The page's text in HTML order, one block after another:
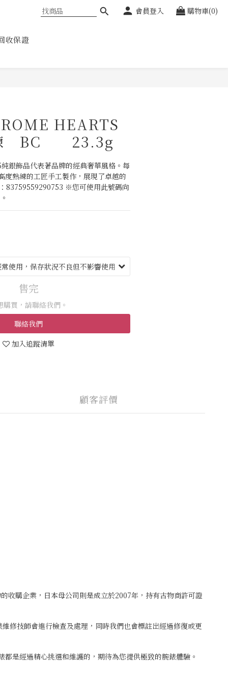
會員登入 購物車(0)
收保證
HEARTS
BC 23.3g
銀飾品代表著品牌的經典奢華風格。每
度熟練的工匠手工製作，展現了卓越的
83759559290753 ※您可使用此號碼向
售完
購買，請聯絡我們。
聯絡我們
加入追蹤清單
顧客評價
收購企業，日本母公司則是成立於2007年，持有古物商許可證
修技師會進行檢查及處理，同時我們也會標註出經過修復或更
是經過精心挑選和維護的，期待為您提供極致的腕錶體驗。